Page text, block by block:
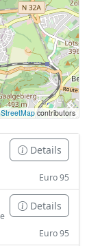
contributors
Details
Euro 95
Details
Euro 95